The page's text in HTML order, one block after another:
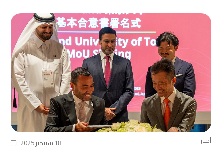
أخبار 18 سبتمبر 2025